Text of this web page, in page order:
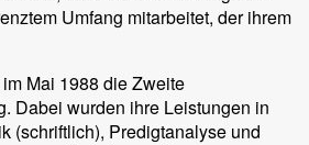
Umfang mitarbeitet, der ihrem
Mai 1988 die Zweite
Dabei wurden ihre Leistungen in
(schriftlich), Predigtanalyse und